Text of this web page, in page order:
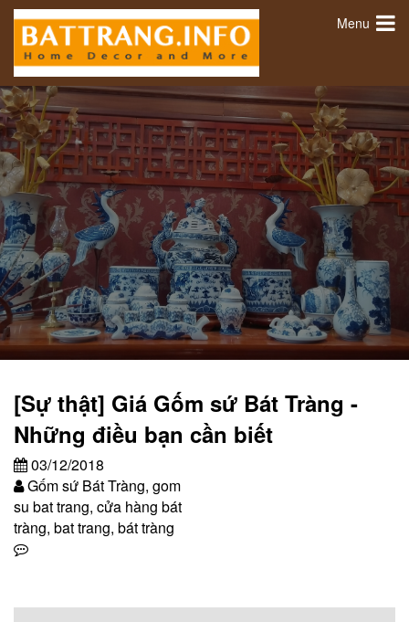
Menu
[Sự thật] Giá Gốm sứ Bát Tràng -
Những điều bạn cần biết
03/12/2018
Gốm sứ Bát Tràng, gom
su bat trang, cửa hàng bát
tràng, bat trang, bát tràng